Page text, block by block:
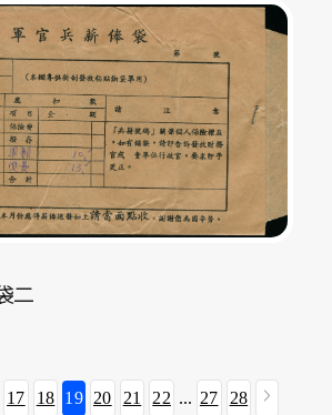
二
17 18 19 20 21 22 ... 27 28